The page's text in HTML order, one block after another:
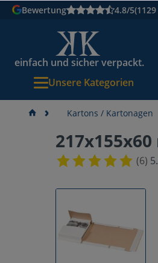
Bewertung 4.8/5
einfach und sicher verpackt.
Unsere Kategorien
Kartons / Kartonagen
(6)